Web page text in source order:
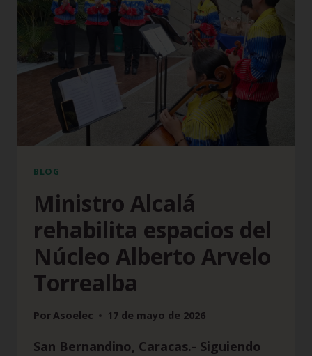
BLOG
Ministro Alcalá
rehabilita espacios del
Núcleo Alberto Arvelo
Torrealba
PorAsoelec 17 de mayo de 2026
San Bernandino, Caracas.- Siguiendo